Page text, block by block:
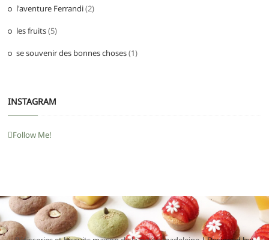
l'aventure Ferrandi(2)
les fruits(5)
se souvenir des bonnes choses(1)
INSTAGRAM
Follow Me!